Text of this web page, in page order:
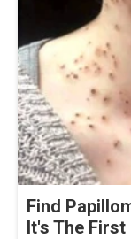
Find
It's The